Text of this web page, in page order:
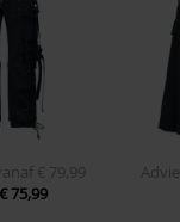
€ 79,99
€ 75,99